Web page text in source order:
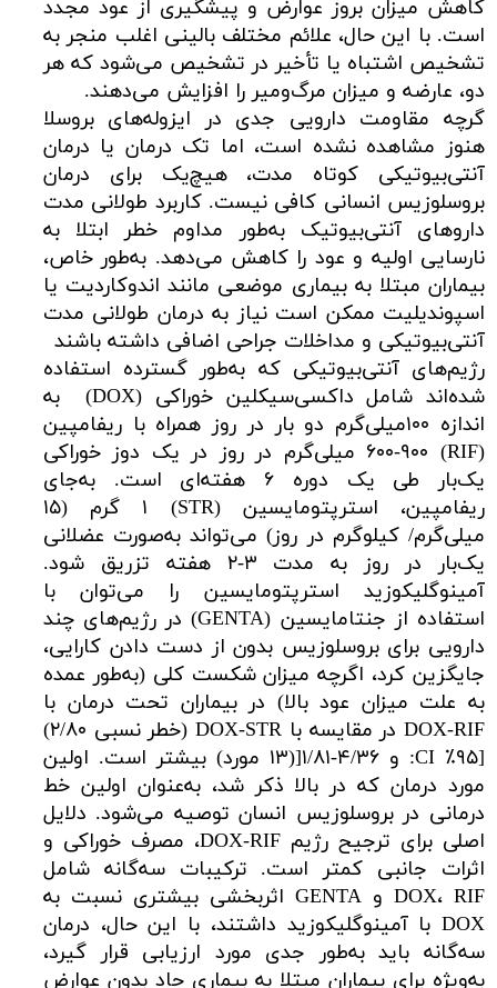
کاهش میزان بروز عوارض و پیشگیری از عود مجدد
است. با این حال، علائم مختلف بالینی اغلب منجر به
تشخیص اشتباه یا تأخیر در تشخیص می‌شود که هر
دو، عارضه و میزان مرگ‌ومیر را افزایش می‌دهند.
گرچه مقاومت دارویی جدی در ایزوله‌های بروسلا
هنوز مشاهده نشده است، اما تک درمان یا درمان
آنتی‌بیوتیکی کوتاه مدت، هیچ‌یک برای درمان
بروسلوزیس انسانی کافی نیست. کاربرد طولانی مدت
داروهای آنتی‌بیوتیک به‌طور مداوم خطر ابتلا به
نارسایی اولیه و عود را کاهش می‌دهد. به‌طور خاص،
بیماران مبتلا به بیماری موضعی مانند اندوکاردیت یا
اسپوندیلیت ممکن است نیاز به درمان طولانی مدت
آنتی‌بیوتیکی و مداخلات جراحی اضافی داشته باشند
رژیم‌های آنتی‌بیوتیکی که به‌طور گسترده استفاده
شده‌اند شامل داکسی‌سیکلین خوراکی (DOX) به
اندازه ۱۰۰میلی‌گرم دو بار در روز همراه با ریفامپین
(RIF) ۶۰۰-۹۰۰ میلی‌گرم در روز در یک دوز خوراکی
یک‌بار طی یک دوره ۶ هفته‌ای است. به‌جای
ریفامپین، استرپتومایسین (STR) ۱ گرم (۱۵
میلی‌گرم/ کیلوگرم در روز) می‌تواند به‌صورت عضلانی
یک‌بار در روز به مدت ۳-۲ هفته تزریق شود.
آمینوگلیکوزید استرپتومایسین را می‌توان با
استفاده از جنتامایسین (GENTA) در رژیم‌های چند
دارویی برای بروسلوزیس بدون از دست دادن کارایی،
جایگزین کرد، اگرچه میزان شکست کلی (به‌طور عمده
به علت میزان عود بالا) در بیماران تحت درمان با
DOX-RIF در مقایسه با DOX-STR (خطر نسبی ۲/۸۰)
[۹۵٪ CI: و ۴/۳۶-۱/۸۱[(۱۳ مورد) بیشتر است. اولین
مورد درمان که در بالا ذکر شد، به‌عنوان اولین خط
درمانی در بروسلوزیس انسان توصیه می‌شود. دلایل
اصلی برای ترجیح رژیم DOX-RIF، مصرف خوراکی و
اثرات جانبی کمتر است. ترکیبات سه‌گانه شامل
DOX، RIF و GENTA اثربخشی بیشتری نسبت به
DOX با آمینوگلیکوزید داشتند، با این حال، درمان
سه‌گانه باید به‌طور جدی مورد ارزیابی قرار گیرد،
به‌ویژه برای بیماران مبتلا به بیماری حاد بدون عوارض